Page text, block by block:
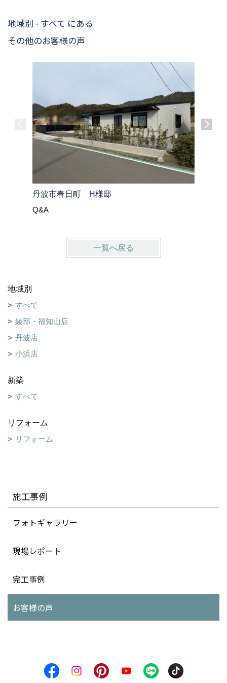
地域別 - すべて にある
その他のお客様の声
丹波市春日町 H様邸
Q&A
一覧へ戻る
地域別
すべて
綾部・福知山店
丹波店
小浜店
新築
すべて
リフォーム
リフォーム
施工事例
フォトギャラリー
現場レポート
完工事例
お客様の声